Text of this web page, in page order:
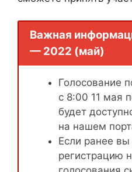
Важная
— 2022 (май)
Голосование
с 8:00 11 мая
будет
на нашем
Если ранее
регистрацию